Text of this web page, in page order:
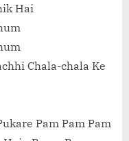
Hai
Chala-chala Ke
Pam Pam Pam